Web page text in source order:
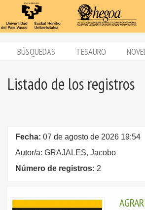
BÚSQUEDAS TESAURO
Listado de los registros
Fecha: 07 de agosto de 2026 19:54
Autor/a: GRAJALES, Jacobo
Número de registros: 2